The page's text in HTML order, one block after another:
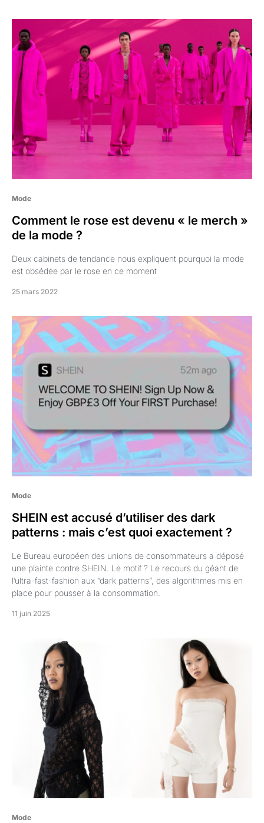
Mode
Comment le rose est devenu « le merch »
de la mode ?
Deux cabinets de tendance nous expliquent pourquoi la mode
est obsédée par le rose en ce moment
25 mars 2022
Mode
SHEIN est accusé d’utiliser des dark
patterns : mais c’est quoi exactement ?
Le Bureau européen des unions de consommateurs a déposé
une plainte contre SHEIN. Le motif ? Le recours du géant de
l’ultra-fast-fashion aux “dark patterns”, des algorithmes mis en
place pour pousser à la consommation.
11 juin 2025
Mode